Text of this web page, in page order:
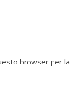
browser per la